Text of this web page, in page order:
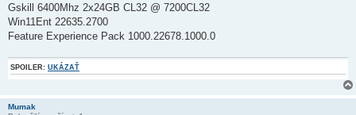
Gskill 6400Mhz 2x24GB CL32 @ 7200CL32
Win11Ent 22635.2700
Feature Experience Pack 1000.22678.1000.0
SPOILER: UKÁZAŤ
Mumak